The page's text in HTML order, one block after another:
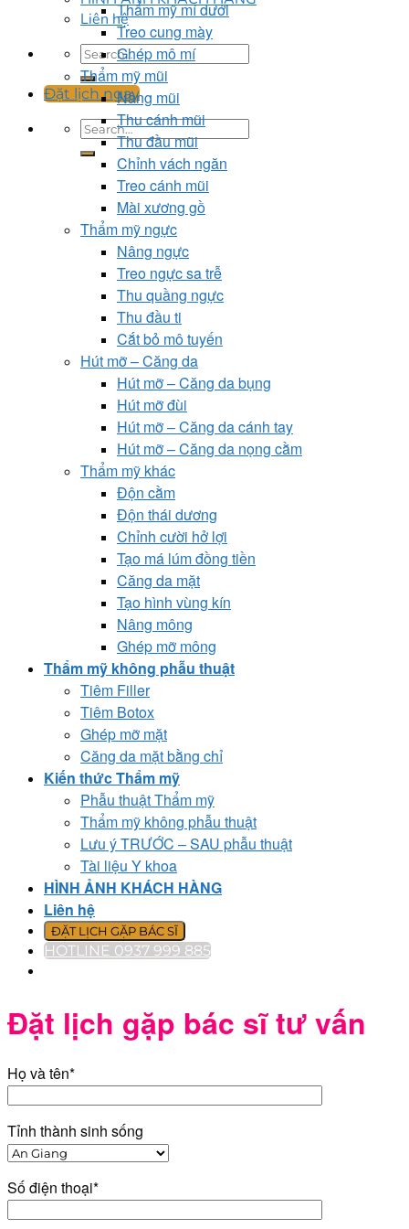
Liên hệ
Đặt lịch ngay
Thẩm mỹ mí dưới
Treo cung mày
Ghép mô mí
Thẩm mỹ mũi
Nâng mũi
Thu cánh mũi
Thu đầu mũi
Chỉnh vách ngăn
Treo cánh mũi
Mài xương gồ
Thẩm mỹ ngực
Nâng ngực
Treo ngực sa trễ
Thu quầng ngực
Thu đầu ti
Cắt bỏ mô tuyến
Hút mỡ – Căng da
Hút mỡ – Căng da bụng
Hút mỡ đùi
Hút mỡ – Căng da cánh tay
Hút mỡ – Căng da nọng cằm
Thẩm mỹ khác
Độn cằm
Độn thái dương
Chỉnh cười hở lợi
Tạo má lúm đồng tiền
Căng da mặt
Tạo hình vùng kín
Nâng mông
Ghép mỡ mông
Thẩm mỹ không phẫu thuật
Tiêm Filler
Tiêm Botox
Ghép mỡ mặt
Căng da mặt bằng chỉ
Kiến thức Thẩm mỹ
Phẫu thuật Thẩm mỹ
Thẩm mỹ không phẫu thuật
Lưu ý TRƯỚC – SAU phẫu thuật
Tài liệu Y khoa
HÌNH ẢNH KHÁCH HÀNG
Liên hệ
ĐẶT LỊCH GẶP BÁC SĨ
HOTLINE 0937 999 885
Đặt lịch gặp bác sĩ tư vấn
Họ và tên*
Tỉnh thành sinh sống
Số điện thoại*